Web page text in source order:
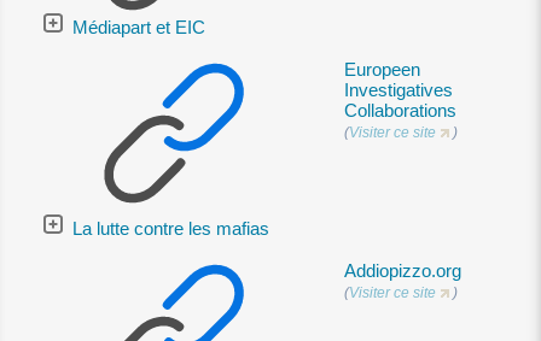
Médiapart et EIC
Europeen
Investigatives
Collaborations
(Visiter ce site )
La lutte contre les mafias
Addiopizzo.org
(Visiter ce site )